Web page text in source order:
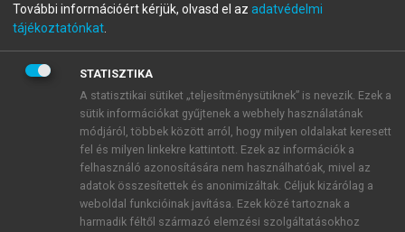
A regisztráció után apróbaidőszakautomatikusan
BELÉPÉS SAJÁT FIÓKKAL
ÚJ FIÓK LÉTREHOZÁSA
1 óra díjmentes hozzáférés
E-MAIL-CÍM
További információért kérjük, olvasd el az adatvédelmi
tájékoztatónkat
STATISZTIKA
A statisztikai sütiket „teljesítménysütiknek” is nevezik. Ezek a
sütik információkat gyűjtenek a webhely használatának
módjáról, többek között arról, hogy milyen oldalakat keresett
fel és milyen linkekre kattintott. Ezek az információk a
felhasználó azonosítására nem használhatóak, mivel az
adatok összesítettek és anonimizáltak. Céljuk kizárólag a
weboldal funkcióinak javítása. Ezek közé tartoznak a
harmadik féltől származó elemzési szolgáltatásokhoz